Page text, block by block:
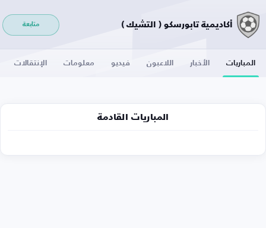
أكاديمية تابورسكو ( التشيك ) متابعة
المباريات الأخبار اللاعبون فيديو معلومات الإنتقالات
المباريات القادمة